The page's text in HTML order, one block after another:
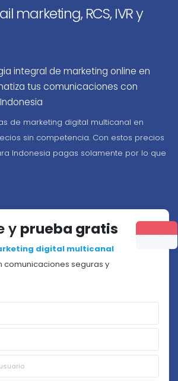
marketing, RCS, IVR y
integral de marketing online en
tus comunicaciones con
de marketing digital multicanal en
sin competencia. Con estos precios
Indonesia pagas solamente por lo que
y prueba gratis
digital multicanal
comunicaciones seguras y